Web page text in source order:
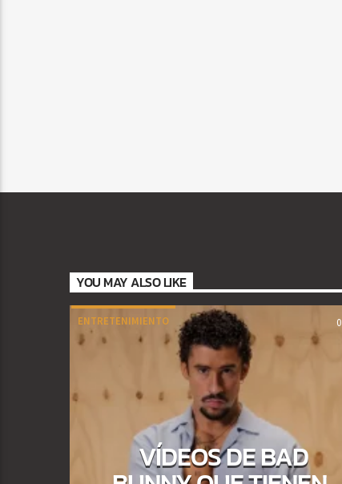
YOU MAY ALSO LIKE
ENTRETENIMIENTO 0
VÍDEOS DE BAD